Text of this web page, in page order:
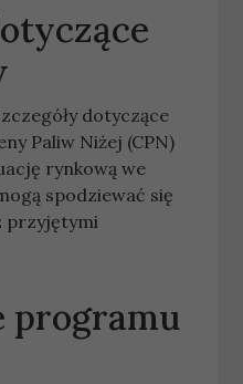
dotyczące
Paliw Niżej (CPN)
rynkową we
spodziewać się
przyjętymi
programu